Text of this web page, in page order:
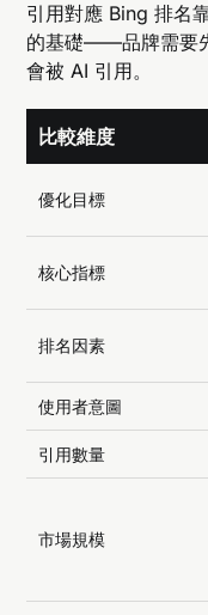
引用對應 Bing 排名
的基礎——品牌需要
會被 AI 引用。
比較維度
優化目標
核心指標
排名因素
使用者意圖
引用數量
市場規模